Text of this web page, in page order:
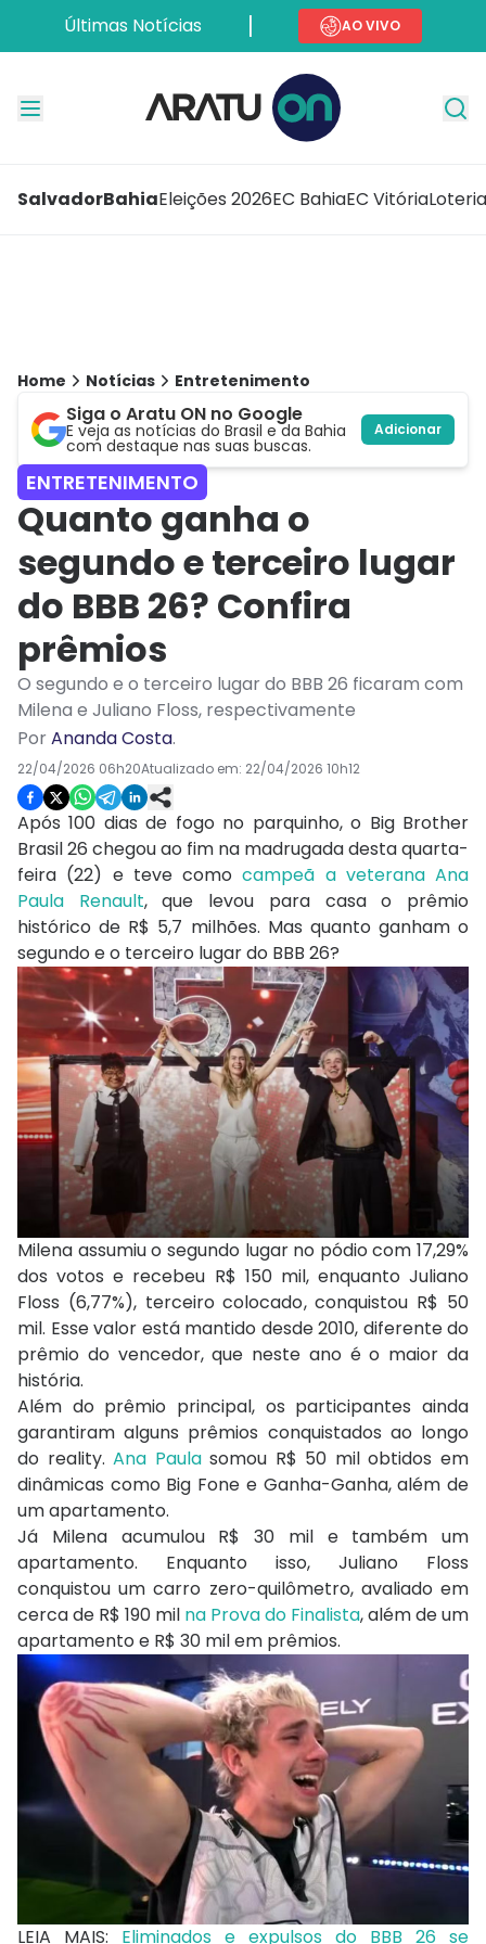
Últimas Notícias AO VIVO
SalvadorBahiaEleições 2026EC BahiaEC Vitória
Home Notícias Entretenimento
Siga o Aratu ON no Google
E veja as notícias do Brasil e da Bahia
com destaque nas suas buscas.
Adicionar
ENTRETENIMENTO
Quanto ganha o
segundo e terceiro lugar
do BBB 26? Confira
prêmios
O segundo e o terceiro lugar do BBB 26 ficaram com
Milena e Juliano Floss, respectivamente
PorAnanda Costa.
22/04/2026 06h20Atualizado em: 22/04/2026 10h12
Após 100 dias de fogo no parquinho, o Big Brother
Brasil 26 chegou ao fim na madrugada desta quarta-
feira (22) e teve como campeã a veterana Ana
Paula Renault, que levou para casa o prêmio
histórico de R$ 5,7 milhões. Mas quanto ganham o
segundo e o terceiro lugar do BBB 26?
Milena assumiu o segundo lugar no pódio com 17,29%
dos votos e recebeu R$ 150 mil, enquanto Juliano
Floss (6,77%), terceiro colocado, conquistou R$ 50
mil. Esse valor está mantido desde 2010, diferente do
prêmio do vencedor, que neste ano é o maior da
história.
Além do prêmio principal, os participantes ainda
garantiram alguns prêmios conquistados ao longo
do reality.Ana Paulasomou R$ 50 mil obtidos em
dinâmicas como Big Fone e Ganha-Ganha, além de
um apartamento.
Já Milena acumulou R$ 30 mil e também um
apartamento. Enquanto isso, Juliano Floss
conquistou um carro zero-quilômetro, avaliado em
cerca de R$ 190 mil na Prova do Finalista, além de um
apartamento e R$ 30 mil em prêmios.
LEIA MAIS: Eliminados e expulsos do BBB 26 se